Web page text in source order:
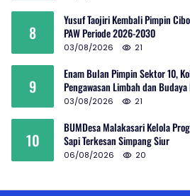
8
Yusuf Taojiri Kembali Pimpin
PAW Periode 2026-2030
03/08/2026 21
9
Enam Bulan Pimpin Sektor 10,
Pengawasan Limbah dan
03/08/2026 21
10
BUMDesa Malakasari Kelola
Sapi Terkesan Simpang Siur
06/08/2026 20